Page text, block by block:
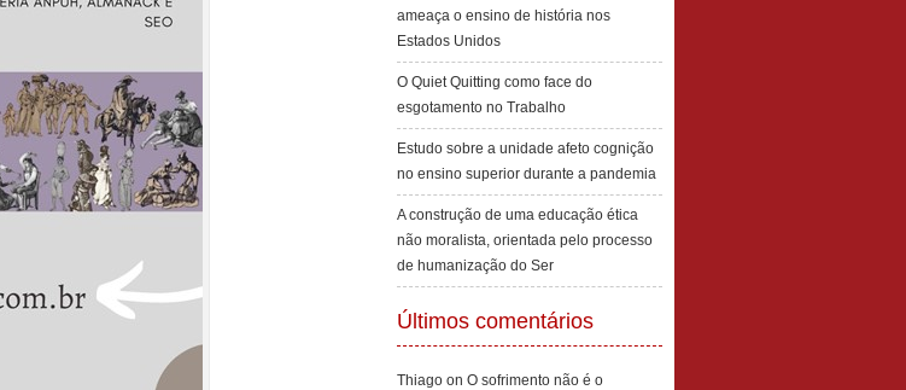
ameaça o ensino de história nos
Estados Unidos
O Quiet Quitting como face do
esgotamento no Trabalho
Estudo sobre a unidade afeto cognição
no ensino superior durante a pandemia
A construção de uma educação ética
não moralista, orientada pelo processo
de humanização do Ser
Últimos comentários
Thiago on O sofrimento não é o